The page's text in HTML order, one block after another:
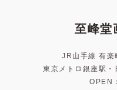
至峰
JR山手線 有楽
東京メトロ銀座駅
OPEN